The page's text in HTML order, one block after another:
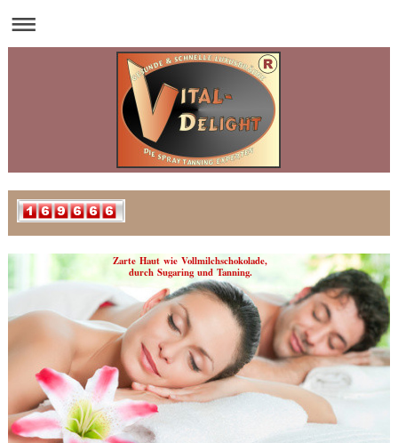
Zarte Haut wie Vollmilchschokolade,
durch Sugaring und Tanning.